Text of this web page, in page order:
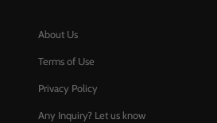
About Us
Terms of Use
Privacy Policy
Any Inquiry? Let us know